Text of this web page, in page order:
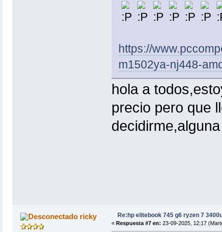
https://
m1502ya-nj448-
hola a
precio pero que
ricky Re:hp elitebook 745 g6 ryzen 7
« Respuesta #7 en: 23-09-2025, 12:17